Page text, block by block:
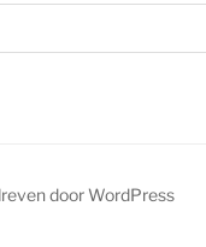
door WordPress